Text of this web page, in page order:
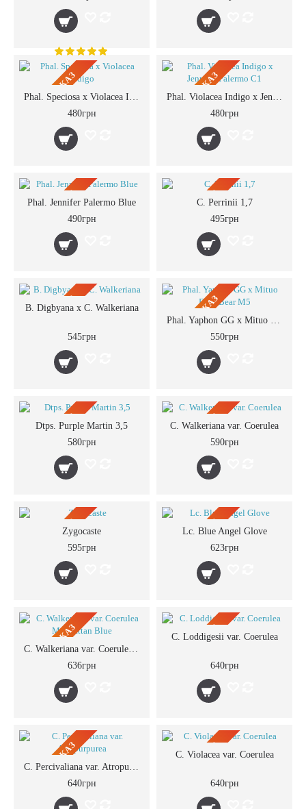
ПРЕДЗАКАЗ
Phal. Speciosa x Violacea Indigo
480грн
ПРЕДЗАКАЗ
Phal. Violacea Indigo x Jennifer Palermo C1
480грн
ПРЕДЗАКАЗ
Phal. Jennifer Palermo Blue
490грн
ПРЕДЗАКАЗ
C. Perrinii 1,7
495грн
ПРЕДЗАКАЗ
B. Digbyana x C. Walkeriana
545грн ПРЕДЗАКАЗ
Phal. Yaphon GG x Mituo Blue Bear M5
550грн
ПРЕДЗАКАЗ
Dtps. Purple Martin 3,5
580грн
ПРЕДЗАКАЗ
C. Walkeriana var. Coerulea
590грн
ПРЕДЗАКАЗ
Zygocaste
595грн
ПРЕДЗАКАЗ
Lc. Blue Angel Glove
623грн
ПРЕДЗАКАЗ
C. Walkeriana var. Coerulea Manhattan Blue
636грн
ПРЕДЗАКАЗ
C. Loddigesii var. Coerulea
640грн
ПРЕДЗАКАЗ
C. Percivaliana var. Atropurpurea
640грн
ПРЕДЗАКАЗ
C. Violacea var. Coerulea
640грн